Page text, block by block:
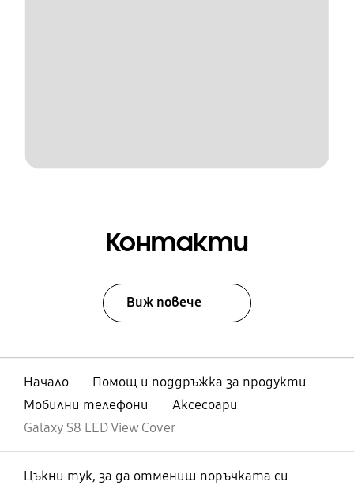
Контакти
Виж повече
Начало
Помощ и поддръжка за продукти
Мобилни телефони
Аксесоари
Galaxy S8 LED View Cover
Цъкни тук, за да отмениш поръчката си